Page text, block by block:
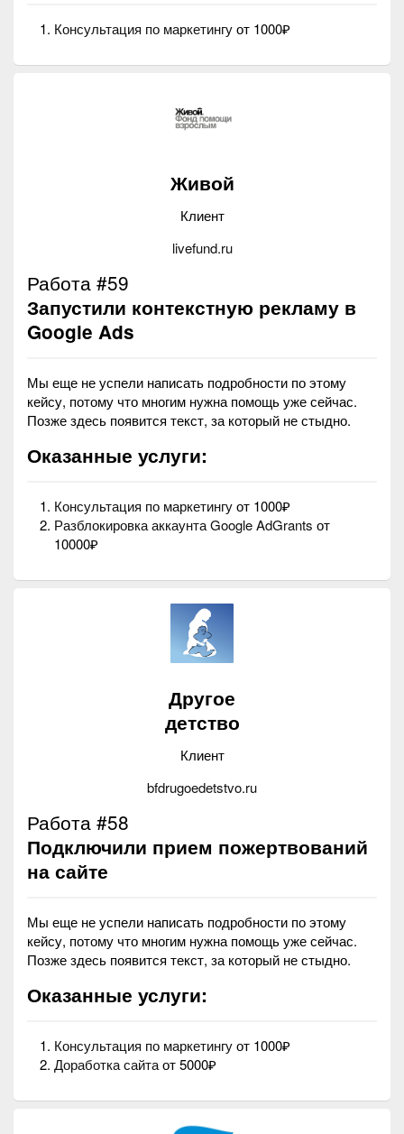
Консультация по маркетингуот 1000₽
Живой
Клиент
livefund.ru
Работа #59
Запустили контекстную рекламу в
Google Ads
Мы еще не успели написать подробности по этому
кейсу, потому что многим нужна помощь уже сейчас.
Позже здесь появится текст, за который не стыдно.
Оказанные услуги:
Консультация по маркетингуот 1000₽
Разблокировка аккаунта Google AdGrants от
10000₽
Другое
детство
Клиент
bfdrugoedetstvo.ru
Работа #58
Подключили прием пожертвований
на сайте
Мы еще не успели написать подробности по этому
кейсу, потому что многим нужна помощь уже сейчас.
Позже здесь появится текст, за который не стыдно.
Оказанные услуги:
Консультация по маркетингуот 1000₽
Доработка сайтаот 5000₽